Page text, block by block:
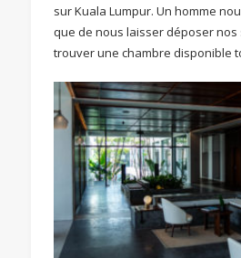
sur Kuala Lumpur. Un homme
que de nous laisser déposer nos
trouver une chambre disponible